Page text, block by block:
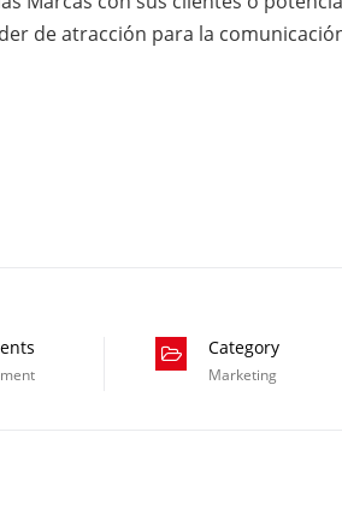
de atracción para la
Category
Marketing